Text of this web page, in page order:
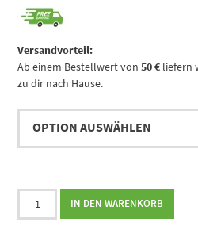
Versandvorteil:
Ab einem Bestellwert von50 € liefern
zu dir nach Hause.
Geldanlage
Kickstart
IN DEN WARENKORB